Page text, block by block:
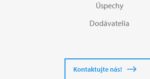
Úspechy
Dodávatelia
Kontaktujte nás!